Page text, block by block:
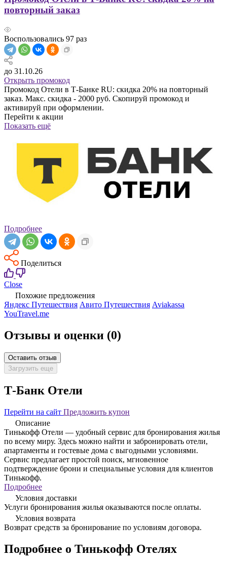
повторный заказ
Воспользовались 97 раз
до 31.10.26
Открыть промокод
Промокод Отели в Т-Банке RU: скидка 20% на повторный
заказ. Макс. скидка - 2000 руб. Скопируй промокод и
активируй при оформлении.
Перейти к акции
Показать ещё
Подробнее
Поделиться
Close
Похожие предложения
Яндекс Путешествия Авито Путешествия Aviakassa
YouTravel.me
Отзывы и оценки (0)
Оставить отзыв
Загрузить еще
Т-Банк Отели
Перейти на сайт Предложить купон
Описание
Тинькофф Отели — удобный сервис для бронирования жилья
по всему миру. Здесь можно найти и забронировать отели,
апартаменты и гостевые дома с выгодными условиями.
Сервис предлагает простой поиск, мгновенное
подтверждение брони и специальные условия для клиентов
Тинькофф.
Подробнее
Условия доставки
Услуги бронирования жилья оказываются после оплаты.
Условия возврата
Возврат средств за бронирование по условиям договора.
Подробнее о Тинькофф Отелях